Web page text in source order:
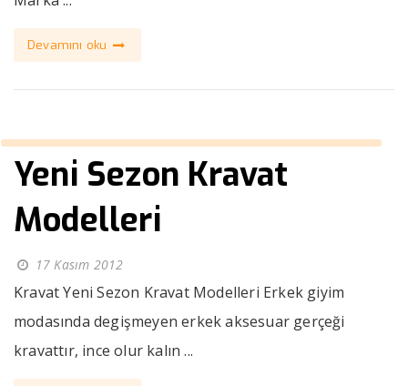
Devamını oku
Yeni Sezon Kravat
Modelleri
17 Kasım 2012
Kravat Yeni Sezon Kravat Modelleri Erkek giyim
modasında degişmeyen erkek aksesuar gerçeği
kravattır, ince olur kalın ...